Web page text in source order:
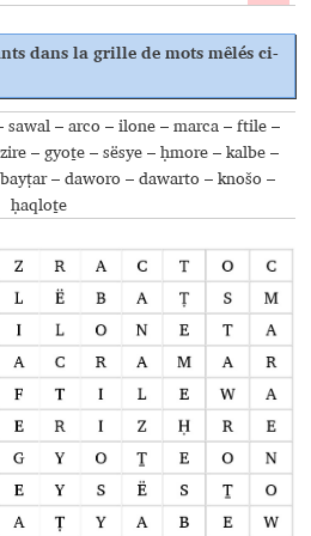
dans la grille de mots mêlés ci-
sawal – arco – ilone – marca – ftile –
– gyoṯe – sësye – ḥmore – kalbe –
– daworo – dawarto – knošo –
ḥaqloṯe